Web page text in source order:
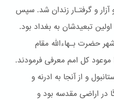
و گرفتـار زندان شد. سپس
تبعیدشان به بغداد بود.
شهر حضرت بـهاءالله مقام
کل امم معرفی فرمودند.
و از آنجا به ادرنه و
در اراضی مقدسه بود و